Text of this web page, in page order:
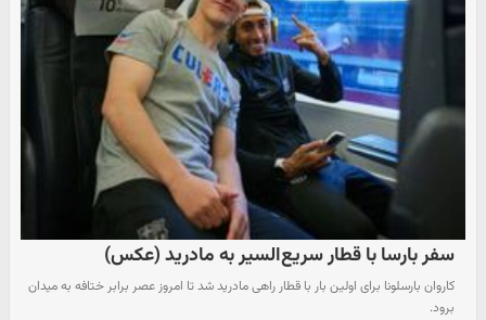
سفر بارسا با قطار سریع‌السیر به مادرید (عکس)
کاروان بارسلونا برای اولین بار با قطار راهی مادرید شد تا امروز عصر برابر ختافه به میدان
برود.